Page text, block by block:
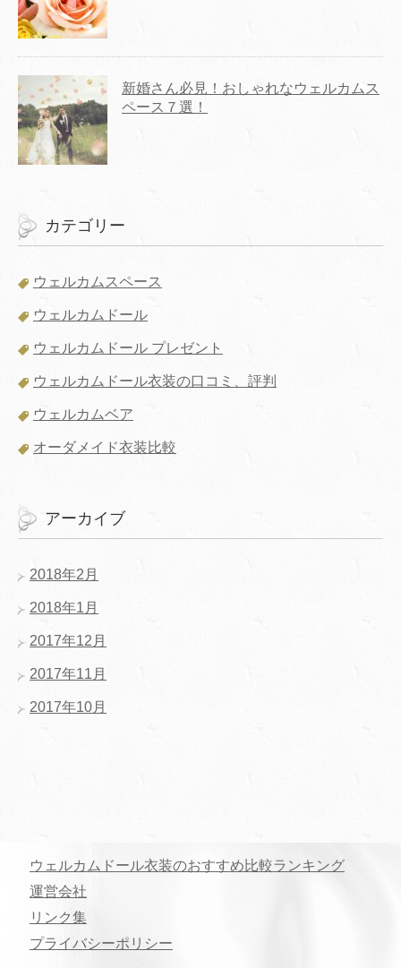
新婚さん必見！おしゃれなウェルカムス
ペース７選！
カテゴリー
ウェルカムスペース
ウェルカムドール
ウェルカムドール プレゼント
ウェルカムドール衣装の口コミ、評判
ウェルカムベア
オーダメイド衣装比較
アーカイブ
2018年2月
2018年1月
2017年12月
2017年11月
2017年10月
ウェルカムドール衣装のおすすめ比較ランキング
運営会社
リンク集
プライバシーポリシー